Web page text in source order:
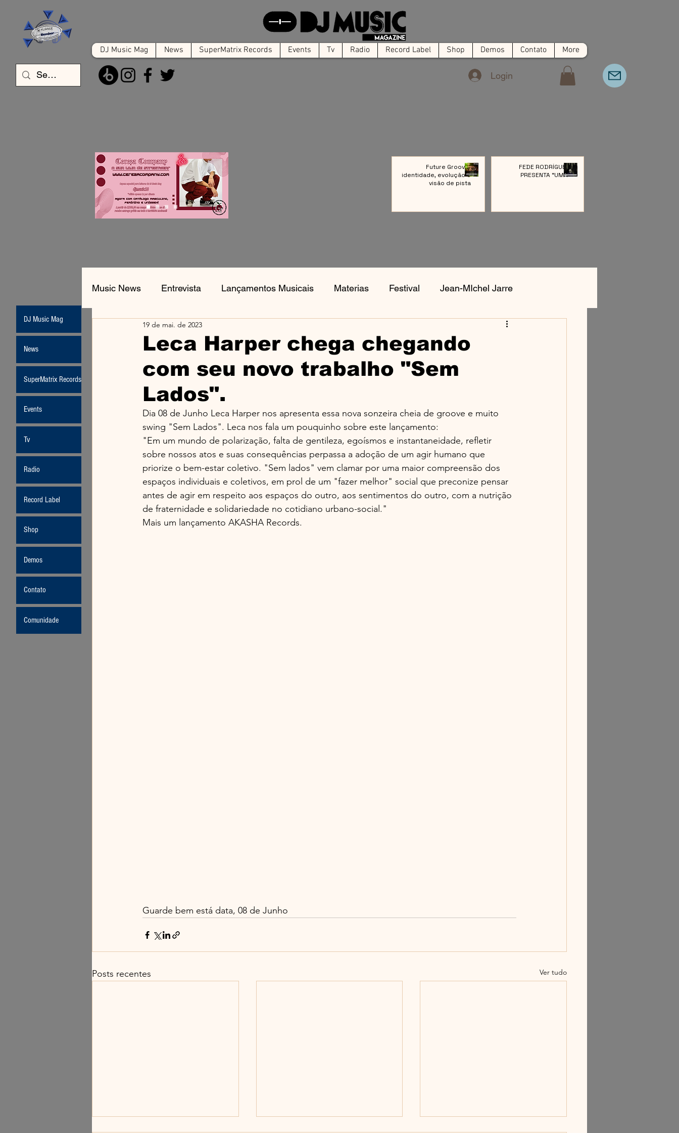
DJ Music Mag News SuperMatrix Records Events Tv Radio Record Label Shop Demos Contato More
Login
Music News Entrevista Lançamentos Musicais Materias Festival Jean-MIchel Jarre
Jean-Michel Jarre Aphex Twin
Leca Harper chega chegando
com seu novo trabalho "Sem
Lados".
19 de mai. de 2023
Dia 08 de Junho Leca Harper nos apresenta essa nova sonzeira cheia de groove e muito
swing "Sem Lados". Leca nos fala um pouquinho sobre este lançamento:
"Em um mundo de polarização, falta de gentileza, egoísmos e instantaneidade, refletir
sobre nossos atos e suas consequências perpassa a adoção de um agir humano que
priorize o bem-estar coletivo. "Sem lados" vem clamar por uma maior compreensão dos
espaços individuais e coletivos, em prol de um "fazer melhor" social que preconize pensar
antes de agir em respeito aos espaços do outro, aos sentimentos do outro, com a nutrição
de fraternidade e solidariedade no cotidiano urbano-social."
Mais um lançamento AKASHA Records.
Guarde bem está data, 08 de Junho
Posts recentes Ver tudo
DJ Music Mag
News
SuperMatrix Records
Events
Tv
Radio
Record Label
Shop
Demos
Contato
Comunidade
Future Groove:
identidade, evolução e
visão de pista
FEDE RODRÍGUEZ
PRESENTA “UMA”